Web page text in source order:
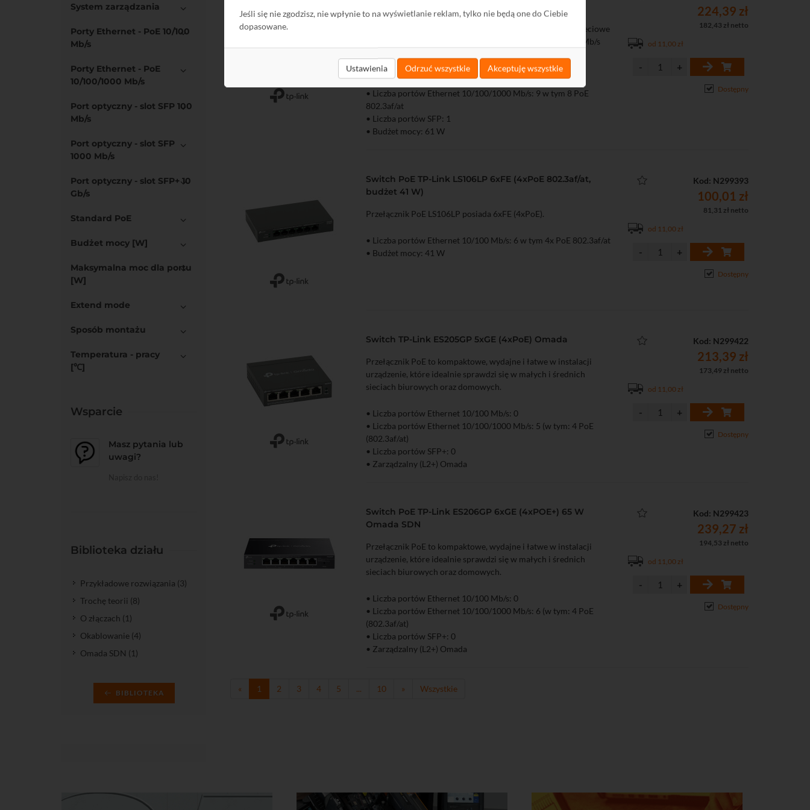
Jeśli się nie zgodzisz, nie wpłynie to na wyświetlanie reklam, tylko nie będą one do Ciebie
dopasowane.
Ustawienia Odrzuć wszystkie Akceptuję wszystkie
System zarządzania
Porty Ethernet - PoE 10/100
Mb/s
Porty Ethernet - PoE
10/100/1000 Mb/s
Port optyczny - slot SFP 100
Mb/s
Port optyczny - slot SFP
1000 Mb/s
Port optyczny - slot SFP+ 10
Gb/s
Standard PoE
Budżet mocy [W]
Maksymalna moc dla portu
[W]
Extend mode
Sposób montażu
Temperatura - pracy
[℃]
Wsparcie
Masz pytania lub
uwagi?
Biblioteka działu
Przykładowe rozwiązania (3)
Trochę teorii (8)
O złączach (1)
Okablowanie (4)
Omada SDN (1)
BIBLIOTEKA
Do koszyka
Przełącznik TP-Link LS1210GP to gigabitowe urządzenie sieciowe
typu desktop, wyposażone w 9 portów RJ45 10/100/1000 Mb/s
• Liczba portów Ethernet 10/100 Mb/s: 0
• Liczba portów Ethernet 10/100/1000 Mb/s: 9 w tym 8 PoE
802.3af/at
• Liczba portów SFP: 1
• Budżet mocy: 61 W
224,39 zł
182,43 zł netto
od 11,00 zł
Dostępny
Do koszyka
Switch PoE TP-Link LS106LP 6xFE (4xPoE 802.3af/at,
budżet 41 W)
Przełącznik PoE LS106LP posiada 6xFE (4xPoE).
• Liczba portów Ethernet 10/100 Mb/s: 6 w tym 4x PoE 802.3af/at
• Budżet mocy: 41 W
Kod: N299393
100,01 zł
81,31 zł netto
od 11,00 zł
Dostępny
Do koszyka
Switch TP-Link ES205GP 5xGE (4xPoE) Omada
Przełącznik PoE to kompaktowe, wydajne i łatwe w instalacji
urządzenie, które idealnie sprawdzi się w małych i średnich
sieciach biurowych oraz domowych.
• Liczba portów Ethernet 10/100 Mb/s: 0
• Liczba portów Ethernet 10/100/1000 Mb/s: 5 (w tym: 4 PoE
(802.3af/at)
• Liczba portów SFP+: 0
• Zarządzalny (L2+) Omada
Kod: N299422
213,39 zł
173,49 zł netto
od 11,00 zł
Dostępny
Do koszyka
Switch PoE TP-Link ES206GP 6xGE (4xPOE+) 65 W
Omada SDN
Przełącznik PoE to kompaktowe, wydajne i łatwe w instalacji
urządzenie, które idealnie sprawdzi się w małych i średnich
sieciach biurowych oraz domowych.
• Liczba portów Ethernet 10/100 Mb/s: 0
• Liczba portów Ethernet 10/100/1000 Mb/s: 6 (w tym: 4 PoE
(802.3af/at)
• Liczba portów SFP+: 0
• Zarządzalny (L2+) Omada
Kod: N299423
239,27 zł
194,53 zł netto
od 11,00 zł
Dostępny
« 1 2 3 4 5 ... 10 » Wszystkie